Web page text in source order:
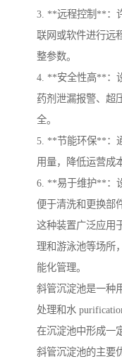
3. **远程控制**：
联网或软件进行远
整参数。
4. **安全性高**：
药剂泄漏报警、超
全。
5. **节能环保**：
用量，降低运营成
6. **易于维护**：
便于清洗和更换部
这种装置广泛应用
理和游泳池等场所
能化管理。
斜管沉淀池是一种
处理和水
在沉淀池中形成一
斜管沉淀池的主要